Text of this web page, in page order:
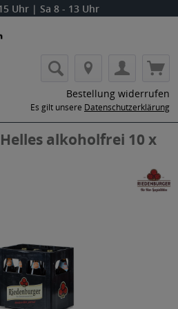
Uhr | Sa 8 - 13 Uhr
Bestellung widerrufen
Es gilt unsere Datenschutzerklärung
alkoholfrei 10 x